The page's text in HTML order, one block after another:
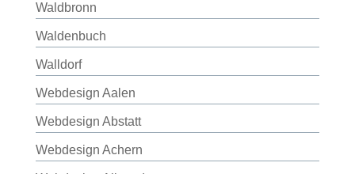
Waldbronn
Waldenbuch
Walldorf
Webdesign Aalen
Webdesign Abstatt
Webdesign Achern